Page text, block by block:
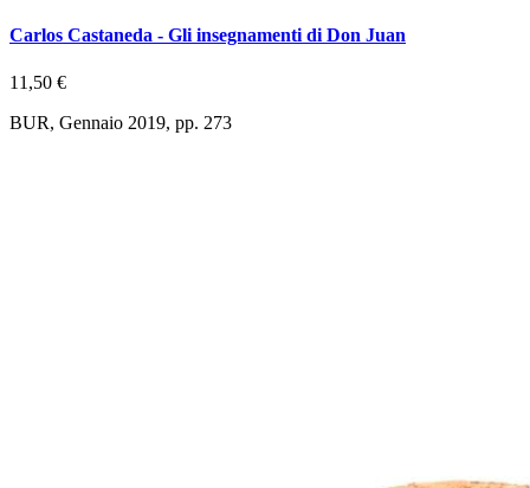
Carlos Castaneda - Gli insegnamenti di Don Juan
11,50 €
BUR, Gennaio 2019, pp. 273